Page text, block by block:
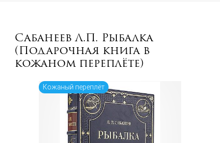
Сабанеев Л.П. Рыбалка
(Подарочная книга в
кожаном переплёте)
Кожаный переплёт